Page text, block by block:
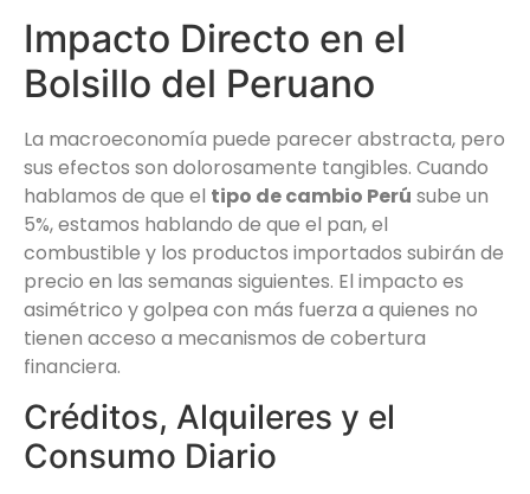
Impacto Directo en el
Bolsillo del Peruano
La macroeconomía puede parecer abstracta, pero
sus efectos son dolorosamente tangibles. Cuando
hablamos de que el tipo de cambio Perú sube un
5%, estamos hablando de que el pan, el
combustible y los productos importados subirán de
precio en las semanas siguientes. El impacto es
asimétrico y golpea con más fuerza a quienes no
tienen acceso a mecanismos de cobertura
financiera.
Créditos, Alquileres y el
Consumo Diario